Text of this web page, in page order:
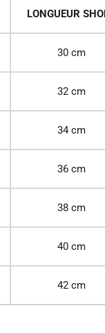
LONGUEUR
30 cm
32 cm
34 cm
36 cm
38 cm
40 cm
42 cm